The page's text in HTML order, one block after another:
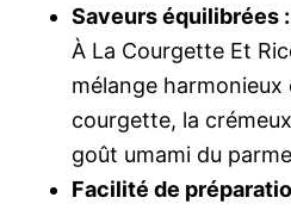
Saveurs équilibrées :
À La Courgette Et
mélange
courgette, la
goût umami du
Facilité de